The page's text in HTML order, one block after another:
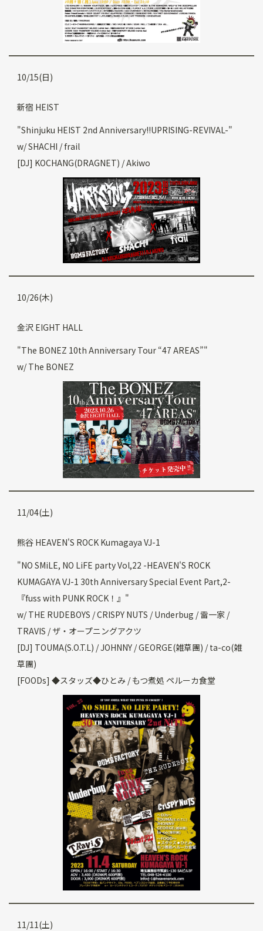
10/15(日)
新宿 HEIST
"Shinjuku HEIST 2nd Anniversary!!UPRISING-REVIVAL-"
w/ SHACHI / frail
[DJ] KOCHANG(DRAGNET) / Akiwo
10/26(木)
金沢 EIGHT HALL
"The BONEZ 10th Anniversary Tour “47 AREAS”"
w/ The BONEZ
11/04(土)
熊谷 HEAVEN'S ROCK Kumagaya VJ-1
"NO SMiLE, NO LiFE party Vol,22 -HEAVEN'S ROCK
KUMAGAYA VJ-1 30th Anniversary Special Event Part,2-
『fuss with PUNK ROCK！』"
w/ THE RUDEBOYS / CRISPY NUTS / Underbug / 雷一家 /
TRAVIS / ザ・オープニングアクツ
[DJ] TOUMA(S.O.T.L) / JOHNNY / GEORGE(雑草團) / ta-co(雑
草團)
[FOODs] ◆スタッズ◆ひとみ / もつ煮処 ペルーカ食堂
11/11(土)